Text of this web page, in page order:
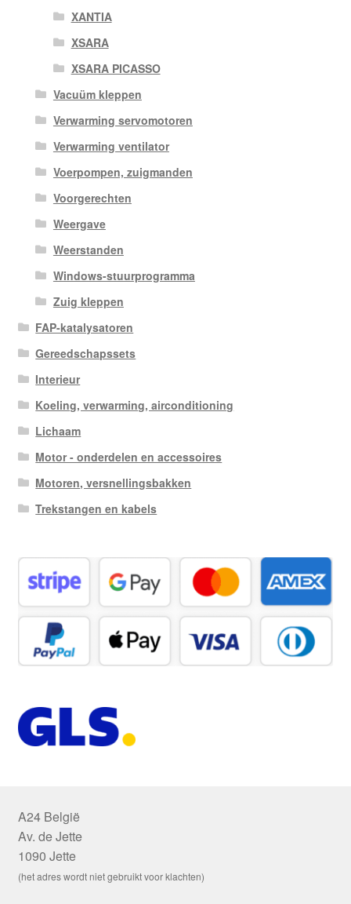
XANTIA
XSARA
XSARA PICASSO
Vacuüm kleppen
Verwarming servomotoren
Verwarming ventilator
Voerpompen, zuigmanden
Voorgerechten
Weergave
Weerstanden
Windows-stuurprogramma
Zuig kleppen
FAP-katalysatoren
Gereedschapssets
Interieur
Koeling, verwarming, airconditioning
Lichaam
Motor - onderdelen en accessoires
Motoren, versnellingsbakken
Trekstangen en kabels
A24 België
Av. de Jette
1090 Jette
(het adres wordt niet gebruikt voor klachten)